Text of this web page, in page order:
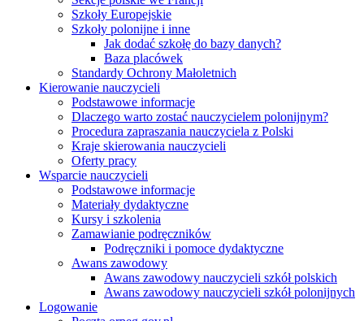
Szkoły Europejskie
Szkoły polonijne i inne
Jak dodać szkołę do bazy danych?
Baza placówek
Standardy Ochrony Małoletnich
Kierowanie nauczycieli
Podstawowe informacje
Dlaczego warto zostać nauczycielem polonijnym?
Procedura zapraszania nauczyciela z Polski
Kraje skierowania nauczycieli
Oferty pracy
Wsparcie nauczycieli
Podstawowe informacje
Materiały dydaktyczne
Kursy i szkolenia
Zamawianie podręczników
Podręczniki i pomoce dydaktyczne
Awans zawodowy
Awans zawodowy nauczycieli szkół polskich
Awans zawodowy nauczycieli szkół polonijnych
Logowanie